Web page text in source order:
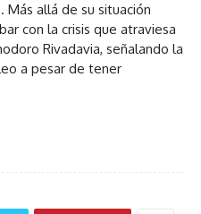
Más allá de su situación
con la crisis que atraviesa
Rivadavia, señalando la
a pesar de tener